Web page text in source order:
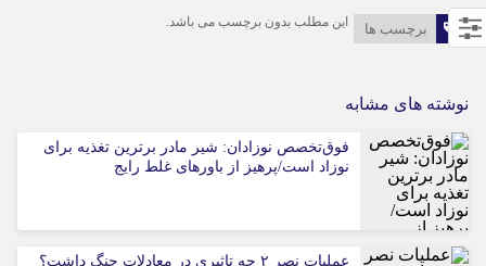
برچسب ها این مطلب بدون برچسب می باشد.
نوشته های مشابه
فوق‌تخصص نوزادان: شیر مادر برترین تغذیه برای
نوزاد است/پرهیز از باورهای غلط رایج
عملیات نصر ۲ چه تاثیری در معادلات جنگ داشت؟